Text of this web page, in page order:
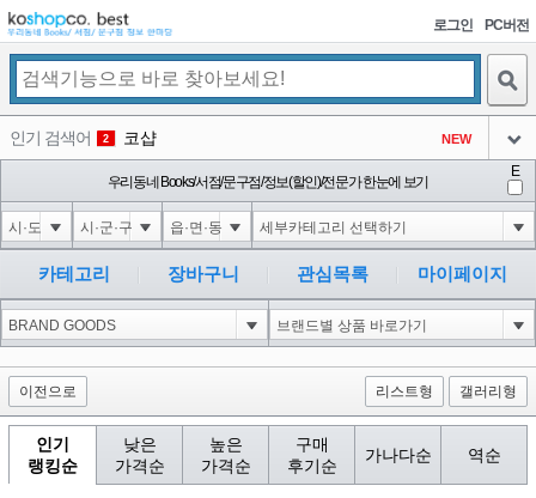
로그인 PC버전
인기 검색어 2 코샵 NEW
익스
아이콘
4 미끄럼방지
아이콘
5 대성설렁탕
아이콘
-16
6 1'||DBMS_PIPE.RECEIVE_MESSAGE(CHR(98)||CHR(98)||CHR(98),15)||'
아이콘
0
1
아이콘
우리동네 Books/서점/문구점/정보(할인)/전문가 한눈에 보기
E
카테고리 장바구니 관심목록 마이페이지
이전으로 리스트형 갤러리형
인기
랭킹순
낮은
가격순
높은
가격순
구매
후기순
가나다순 역순